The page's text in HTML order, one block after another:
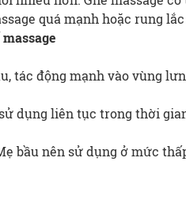
quá mạnh hoặc rung
tác động mạnh vào vùng
dụng liên tục trong thời
bầu nên sử dụng ở mức